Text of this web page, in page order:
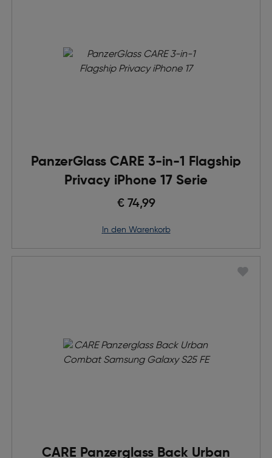
PanzerGlass CARE 3-in-1 Flagship
Privacy iPhone 17 Serie
€ 74,99
in den Warenkorb
CARE Panzerglass Back Urban